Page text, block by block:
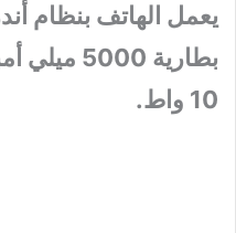
بطارية
10 واط.